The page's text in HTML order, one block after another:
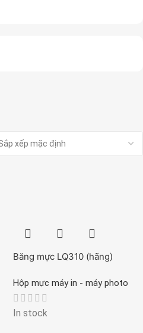
Băng mực LQ310 (hãng)
Hộp mực máy in - máy photo
In stock